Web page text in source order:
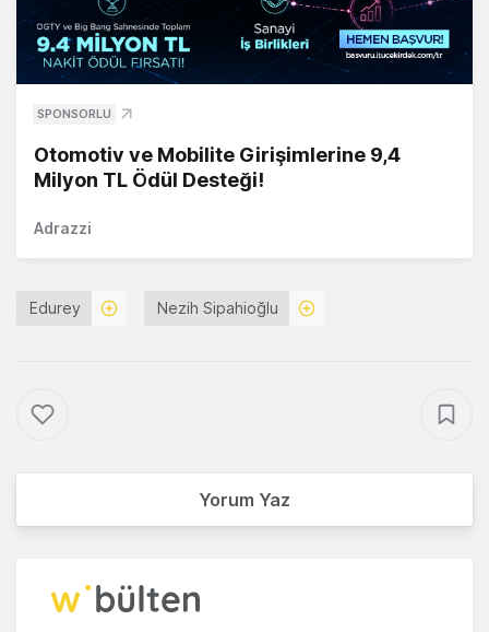
SPONSORLU
Otomotiv ve Mobilite Girişimlerine 9,4
Milyon TL Ödül Desteği!
Adrazzi
Edurey Nezih Sipahioğlu
Yorum Yaz